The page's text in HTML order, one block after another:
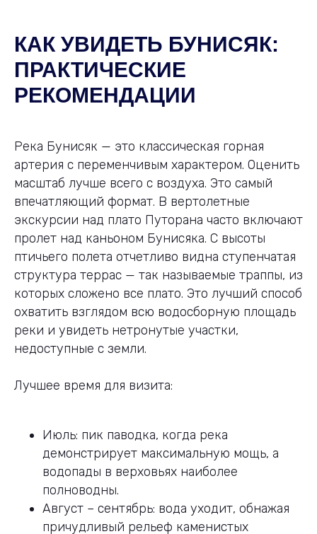
КАК УВИДЕТЬ БУНИСЯК:
ПРАКТИЧЕСКИЕ
РЕКОМЕНДАЦИИ
Река Бунисяк — это классическая горная
артерия с переменчивым характером. Оценить
масштаб лучше всего с воздуха. Это самый
впечатляющий формат. В вертолетные
экскурсии над плато Путорана часто включают
пролет над каньоном Бунисяка. С высоты
птичьего полета отчетливо видна ступенчатая
структура террас — так называемые траппы, из
которых сложено все плато. Это лучший способ
охватить взглядом всю водосборную площадь
реки и увидеть нетронутые участки,
недоступные с земли.
Лучшее время для визита:
Июль: пик паводка, когда река
демонстрирует максимальную мощь, а
водопады в верховьях наиболее
полноводны.
Август – сентябрь: вода уходит, обнажая
причудливый рельеф каменистых